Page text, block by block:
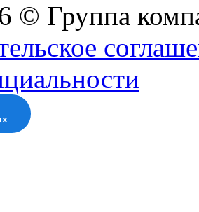
© Группа